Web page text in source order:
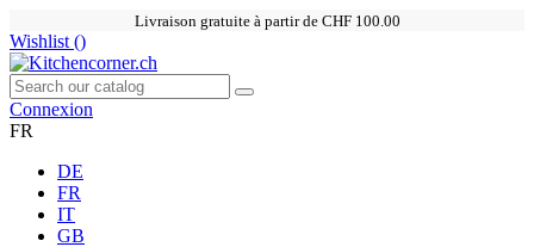
Livraison gratuite à partir de CHF 100.00
Wishlist ()
Connexion
FR
DE
FR
IT
GB